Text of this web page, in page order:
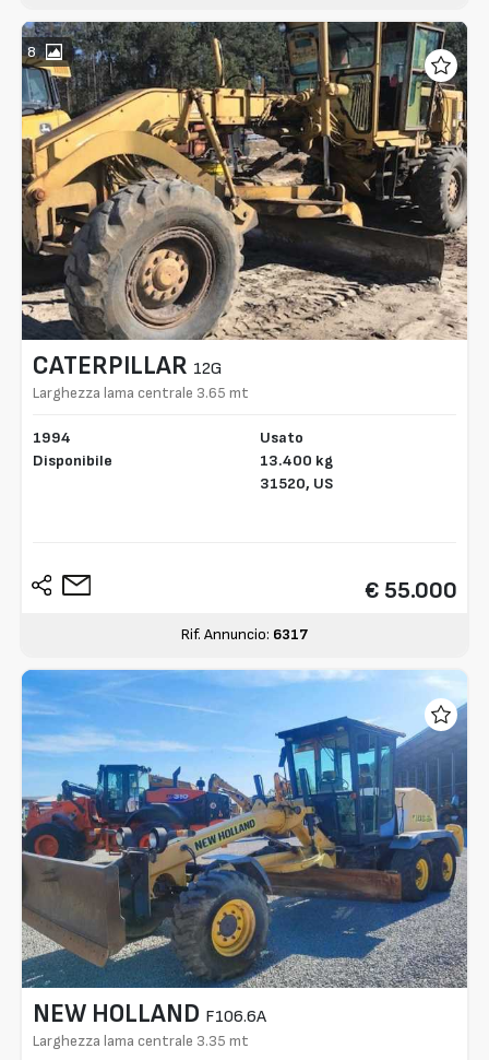
8
CATERPILLAR 12G
Larghezza lama centrale 3.65 mt
1994
Disponibile
Usato
13.400 kg
31520, US
€ 55.000
Rif. Annuncio: 6317
NEW HOLLAND F106.6A
Larghezza lama centrale 3.35 mt